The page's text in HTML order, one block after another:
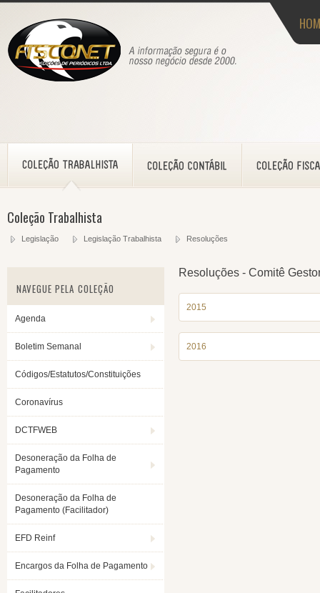
Coleção Trabalhista
Legislação Legislação Trabalhista Resoluções
NAVEGUE PELA COLEÇÃO
Agenda
Boletim Semanal
Códigos/Estatutos/Constituições
Coronavírus
DCTFWEB
Desoneração da Folha de
Pagamento
Desoneração da Folha de
Pagamento (Facilitador)
EFD Reinf
Encargos da Folha de Pagamento
Resoluções - Comitê
2015
2016